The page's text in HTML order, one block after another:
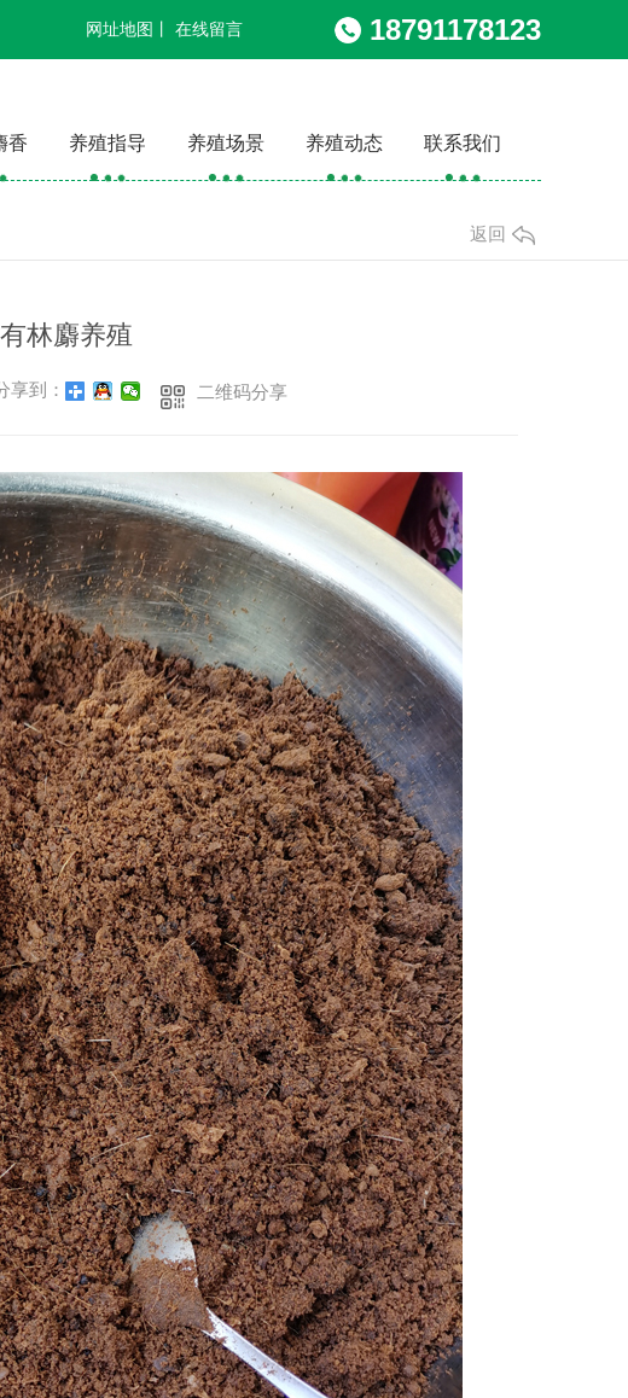
网址地图 在线留言 18791178123
香 养殖指导 养殖场景 养殖动态 联系我们
返回
林麝养殖_林麝养殖技术
林麝养殖
享到： 二维码分享